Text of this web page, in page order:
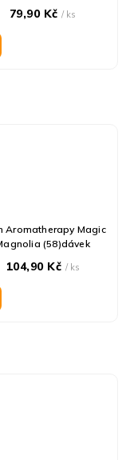
79,90 Kč/ ks
Aromatherapy Magic
(58)dávek
104,90 Kč / ks